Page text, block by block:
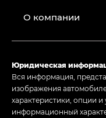
О компании
Юридическая
Вся информация,
изображения
характеристики, опции
информационный